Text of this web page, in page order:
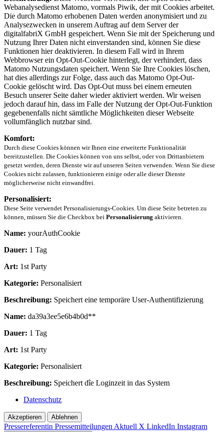
Webanalysedienst Matomo, vormals Piwik, der mit Cookies arbeitet.
Die durch Matomo erhobenen Daten werden anonymisiert und zu
Analysezwecken in unserem Auftrag auf dem Server der
digitalfabriX GmbH gespeichert. Wenn Sie mit der Speicherung und
Nutzung Ihrer Daten nicht einverstanden sind, können Sie diese
Funktionen hier deaktivieren. In diesem Fall wird in Ihrem
Webbrowser ein Opt-Out-Cookie hinterlegt, der verhindert, dass
Matomo Nutzungsdaten speichert. Wenn Sie Ihre Cookies löschen,
hat dies allerdings zur Folge, dass auch das Matomo Opt-Out-
Cookie gelöscht wird. Das Opt-Out muss bei einem erneuten
Besuch unserer Seite daher wieder aktiviert werden. Wir weisen
jedoch darauf hin, dass im Falle der Nutzung der Opt-Out-Funktion
gegebenenfalls nicht sämtliche Möglichkeiten dieser Webseite
vollumfänglich nutzbar sind.
Komfort:
Durch diese Cookies können wir Ihnen eine erweiterte Funktionalität
bereitzustellen. Die Cookies können von uns selbst, oder von Drittanbietern
gesetzt werden, deren Dienste wir auf unseren Seiten verwenden. Wenn Sie diese
Cookies nicht zulassen, funktionieren einige oder alle dieser Dienste
möglicherweise nicht einwandfrei.
Personalisiert:
Diese Seite verwendet Personalisierungs-Cookies. Um diese Seite betreten zu
können, müssen Sie die Checkbox bei Personalisierung aktivieren.
Name: yourAuthCookie
Dauer: 1 Tag
Art: 1st Party
Kategorie: Personalisiert
Beschreibung: Speichert eine temporäre User-Authentifizierung
Name: da39a3ee5e6b4b0d**
Dauer: 1 Tag
Art: 1st Party
Kategorie: Personalisiert
Beschreibung: Speichert dîe Loginzeit in das System
Datenschutz
Akzeptieren Ablehnen
Pressereferentin Pressemitteilungen Aktuell X LinkedIn Instagram